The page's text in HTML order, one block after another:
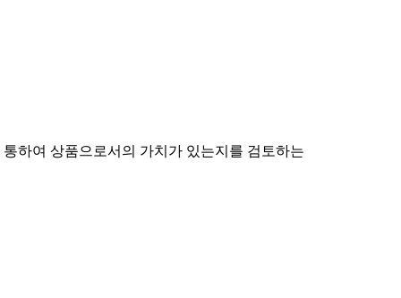
하여 상품으로서의 가치가 있는지를 검토하는